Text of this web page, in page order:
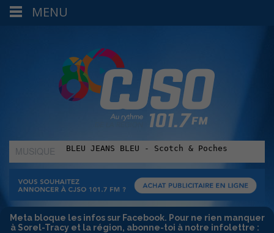
MUSIQUE
:
Meta bloque les infos sur Facebook. Pour ne rien manquer
à Sorel-Tracy et la région, abonne-toi à notre infolettre :
MENU